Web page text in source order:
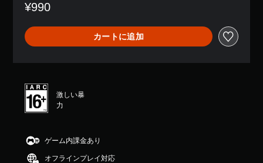
あ
ま
せ
ん
¥990
カートに追加
激しい暴
力
ゲーム内課金あり
オフラインプレイ対応